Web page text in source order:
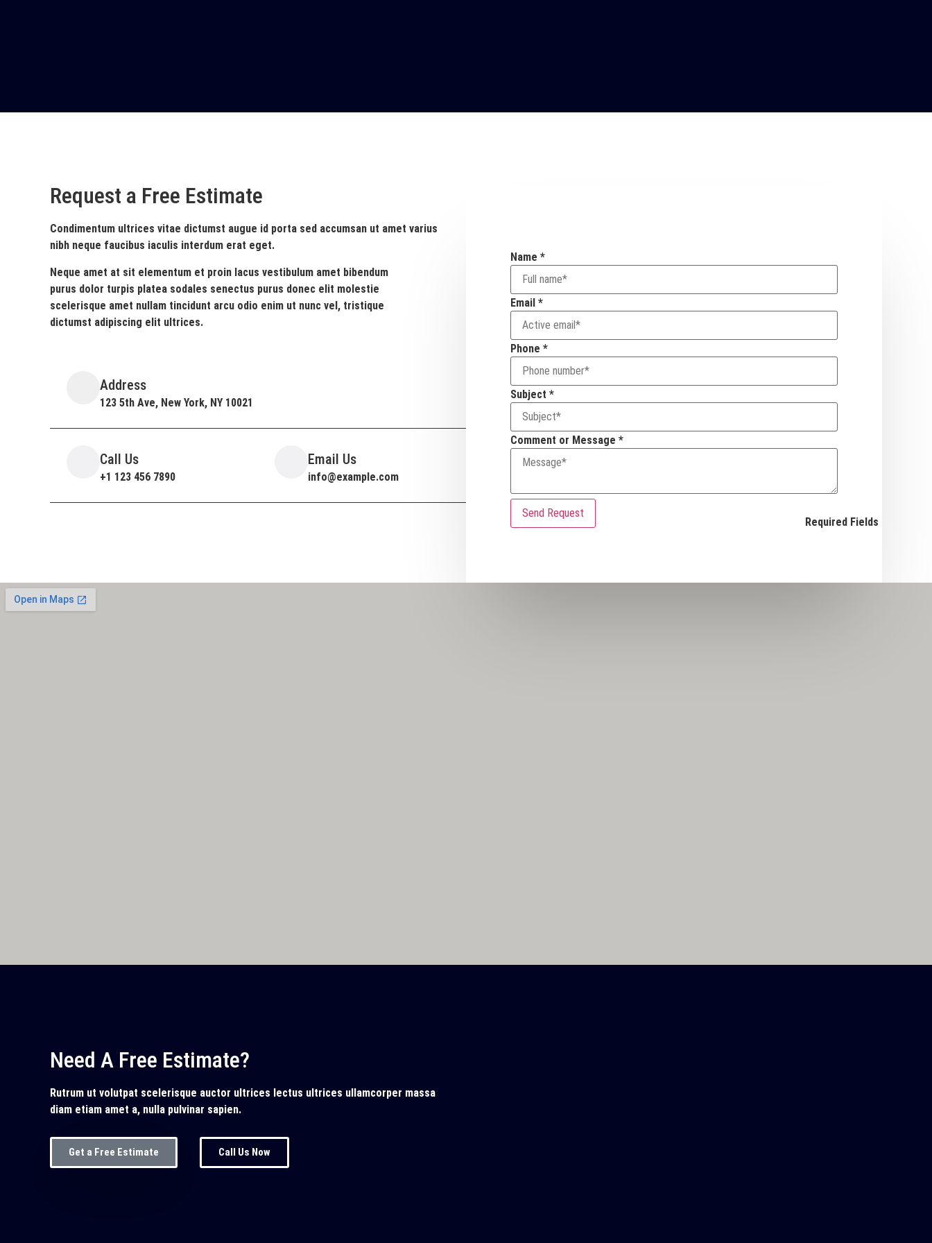
Request a Free Estimate
Condimentum ultrices vitae dictumst augue id porta sed accumsan ut amet varius
nibh neque faucibus iaculis interdum erat eget.
Neque amet at sit elementum et proin lacus vestibulum amet bibendum
purus dolor turpis platea sodales senectus purus donec elit molestie
scelerisque amet nullam tincidunt arcu odio enim ut nunc vel, tristique
dictumst adipiscing elit ultrices.
Address
123 5th Ave, New York, NY 10021
Call Us
+1 123 456 7890
Email Us
info@example.com
Name *
Email *
Phone *
Subject *
Comment or Message *
Send Request
Required Fields
Need A Free Estimate?
Rutrum ut volutpat scelerisque auctor ultrices lectus ultrices ullamcorper massa
diam etiam amet a, nulla pulvinar sapien.
Get a Free Estimate Call Us Now